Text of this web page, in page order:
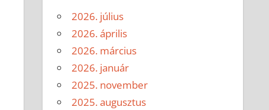
2026. július
2026. április
2026. március
2026. január
2025. november
2025. augusztus